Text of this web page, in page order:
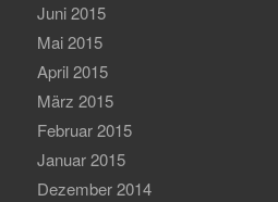
Juni 2015
Mai 2015
April 2015
März 2015
Februar 2015
Januar 2015
Dezember 2014